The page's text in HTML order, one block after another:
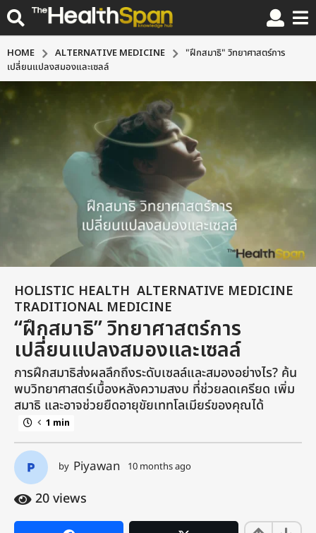
HOME ALTERNATIVE MEDICINE
"ฝึกสมาธิ" วิทยาศาสตร์การ
เปลี่ยนแปลงสมองและเซลล์
1
0
m
o
n
t
h
s
g
o
1
0
HOLISTIC HEALTH ,
ALTERNATIVE MEDICINE
TRADITIONAL MEDICINE
“ฝึกสมาธิ” วิทยาศาสตร์การ
เปลี่ยนแปลงสมองและเซลล์
การฝึกสมาธิส่งผลลึกถึงระดับเซลล์และสมองอย่างไร? ค้น
พบวิทยาศาสตร์เบื้องหลังความสงบ ที่ช่วยลดเครียด เพิ่ม
สมาธิ และอาจช่วยยืดอายุขัยเททโลเมียร์ของคุณได้
1 min
by Piyawan 10 months ago
n
20views